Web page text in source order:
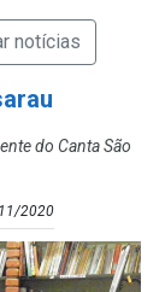
Busca de Notícias
do Canta São
2020